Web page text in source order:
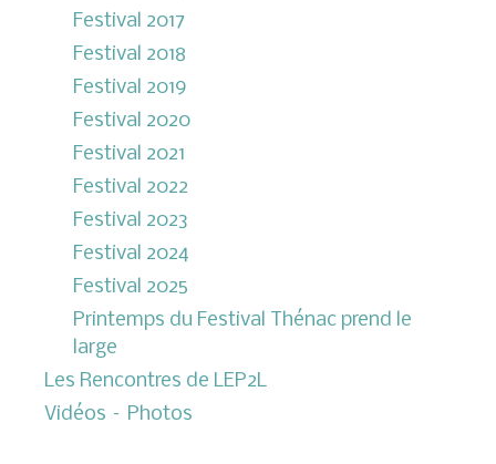
Festival 2017
Festival 2018
Festival 2019
Festival 2020
Festival 2021
Festival 2022
Festival 2023
Festival 2024
Festival 2025
Printemps du Festival Thénac prend le
large
Les Rencontres de LEP2L
Vidéos – Photos